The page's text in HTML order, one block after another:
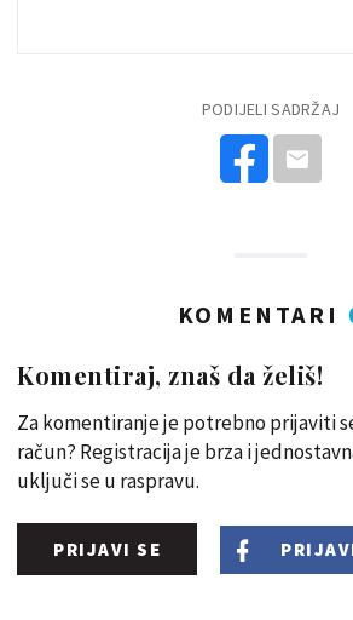
PODIJELI SADRŽAJ
KOMENTARI
Komentiraj, znaš da želiš!
Za komentiranje je potrebno prijaviti
račun? Registracija je brza i
uključi se u raspravu.
PRIJAVI SE